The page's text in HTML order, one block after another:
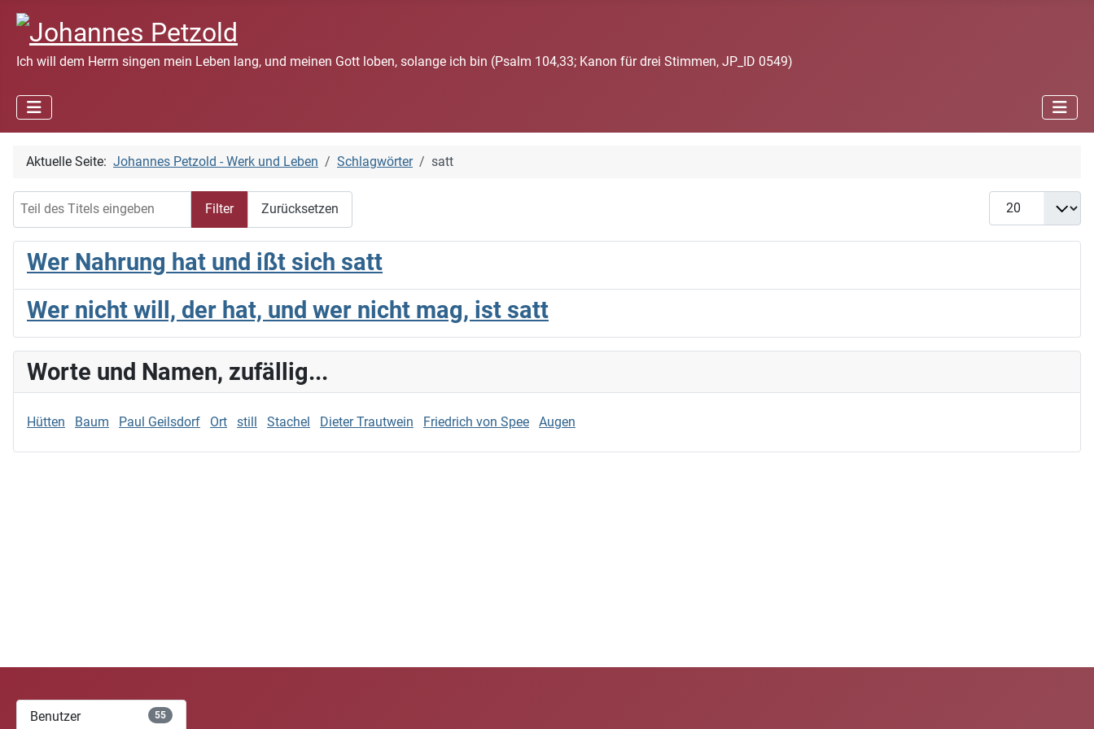
Ich will dem Herrn singen mein Leben lang, und meinen Gott loben, solange ich bin (Psalm 104,33; Kanon für drei Stimmen, JP_ID 0549)
Aktuelle Seite: Johannes Petzold - Werk und Leben Schlagwörter satt
Filter Zurücksetzen
Anzeige #
Wer Nahrung hat und ißt sich satt
Wer nicht will, der hat, und wer nicht mag, ist satt
Worte und Namen, zufällig...
Hütten Baum Paul Geilsdorf Ort still Stachel Dieter Trautwein Friedrich von Spee Augen
Benutzer 55